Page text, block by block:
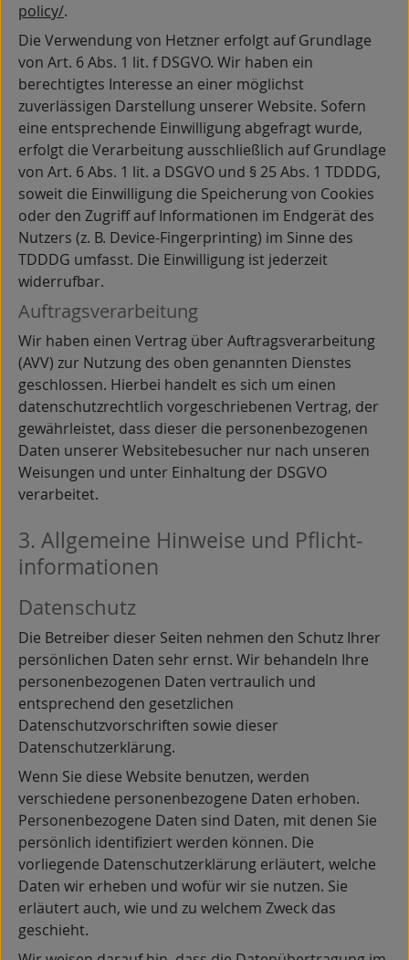
policy/.
Die Verwendung von Hetzner erfolgt auf Grundlage
von Art. 6 Abs. 1 lit. f DSGVO. Wir haben ein
berechtigtes Interesse an einer möglichst
zuverlässigen Darstellung unserer Website. Sofern
eine entsprechende Einwilligung abgefragt wurde,
erfolgt die Verarbeitung ausschließlich auf Grundlage
von Art. 6 Abs. 1 lit. a DSGVO und § 25 Abs. 1 TDDDG,
soweit die Einwilligung die Speicherung von Cookies
oder den Zugriff auf Informationen im Endgerät des
Nutzers (z. B. Device-Fingerprinting) im Sinne des
TDDDG umfasst. Die Einwilligung ist jederzeit
widerrufbar.
Auftragsverarbeitung
Wir haben einen Vertrag über Auftragsverarbeitung
(AVV) zur Nutzung des oben genannten Dienstes
geschlossen. Hierbei handelt es sich um einen
datenschutzrechtlich vorgeschriebenen Vertrag, der
gewährleistet, dass dieser die personenbezogenen
Daten unserer Websitebesucher nur nach unseren
Weisungen und unter Einhaltung der DSGVO
verarbeitet.
3. Allgemeine Hinweise und Pflicht­
informationen
Datenschutz
Die Betreiber dieser Seiten nehmen den Schutz Ihrer
persönlichen Daten sehr ernst. Wir behandeln Ihre
personenbezogenen Daten vertraulich und
entsprechend den gesetzlichen
Datenschutzvorschriften sowie dieser
Datenschutzerklärung.
Wenn Sie diese Website benutzen, werden
verschiedene personenbezogene Daten erhoben.
Personenbezogene Daten sind Daten, mit denen Sie
persönlich identifiziert werden können. Die
vorliegende Datenschutzerklärung erläutert, welche
Daten wir erheben und wofür wir sie nutzen. Sie
erläutert auch, wie und zu welchem Zweck das
geschieht.